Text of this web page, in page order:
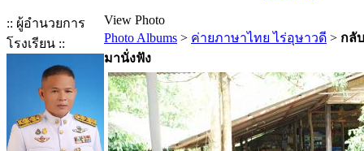
:: ผู้อำนวยการ
โรงเรียน ::
View Photo
Photo Albums > ค่ายภาษาไทย ไร่อุษาวดี > กลับ
มานั่งฟัง